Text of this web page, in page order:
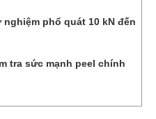
nghiệm phổ quát 10 kN đến
tra sức mạnh peel chính